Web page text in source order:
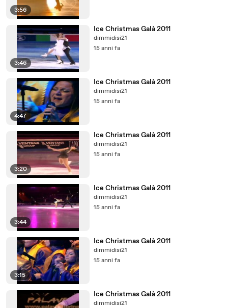
3:56
3:46
Ice Christmas Galà 2011
dimmidisi21
15 anni fa
4:47
Ice Christmas Galà 2011
dimmidisi21
15 anni fa
3:20
Ice Christmas Galà 2011
dimmidisi21
15 anni fa
3:44
Ice Christmas Galà 2011
dimmidisi21
15 anni fa
3:15
Ice Christmas Galà 2011
dimmidisi21
15 anni fa
Ice Christmas Galà 2011
dimmidisi21